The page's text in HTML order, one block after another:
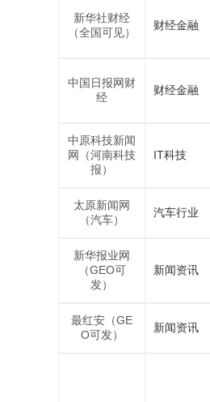
新华社财经
（全国可见）
财经金融
中国日报网财
经
财经金融
中原科技新闻
网（河南科技
报）
IT科技
太原新闻网
（汽车）
汽车行业
新华报业网
（GEO可
发）
新闻资讯
最红安（GE
O可发）
新闻资讯